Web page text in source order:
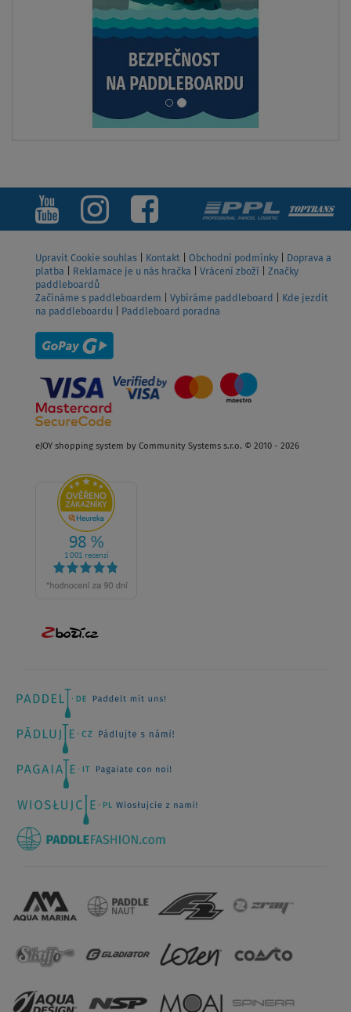
Upravit Cookie souhlas Kontakt Obchodní podmínky
Doprava a
platba
Reklamace je u nás hračka Vrácení zboží
Značky
paddleboardů
Začínáme s paddleboardem
Vybíráme paddleboard
Kde jezdit
na paddleboardu
Paddleboard poradna
eJOY shopping system by Community Systems s.r.o. © 2010 - 2026